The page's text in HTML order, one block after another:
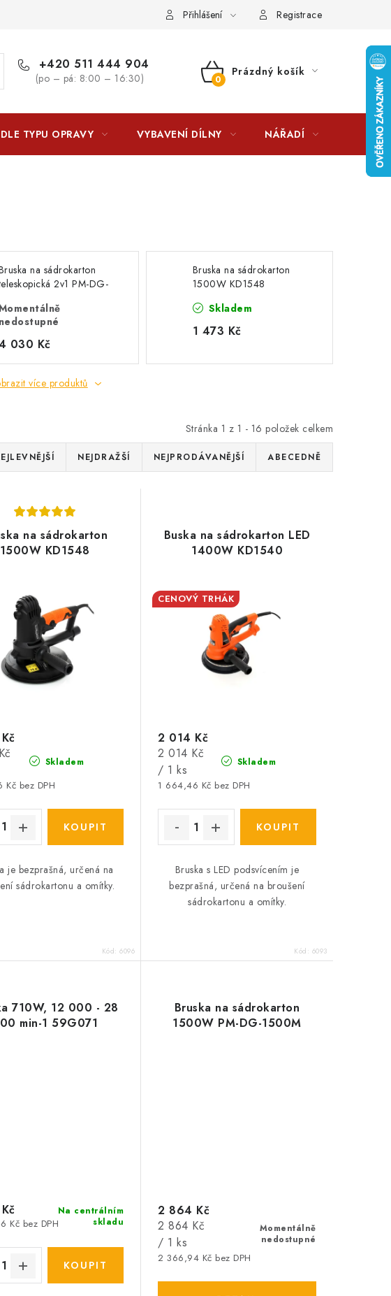
LICENCE K FOTOGRAFIÍM Doplňkové služby
Přihlášení Registrace
+420 511 444 904
(po – pá: 8:00 – 16:30)
NÁKUPNÍ
Prázdný košík
TYPU OPRAVY VYBAVENÍ DÍLNY NÁŘADÍ
na sádrokarton
2v1 PM-DG-
nedostupné
030 Kč
Bruska na sádrokarton
1500W KD1548
Skladem
1 473 Kč
více produktů
Stránka 1 z 1 - 16 položek celkem
NEJDRAŽŠÍ NEJPRODÁVANĚJŠÍ ABECEDNĚ
na sádrokarton
1500W KD1548
Skladem
Kč bez DPH
je bezprašná, určená na
sádrokartonu a omítky.
Kód:6096
Buska na sádrokarton LED
1400W KD1540
CENOVÝ TRHÁK
Skladem
1 664,46 Kč bez DPH
2 014 Kč
Měrná
cena:
2 014 Kč
/ 1 ks
Bruska s LED podsvícením je
bezprašná, určená na broušení
sádrokartonu a omítky.
Kód: 6093
710W, 12 000 - 28
min-1 59G071
Na centrálním
skladu
Kč bez DPH
Bruska na sádrokarton
1500W PM-DG-1500M
Momentálně
nedostupné
2 366,94 Kč bez DPH
2 864 Kč
Měrná
cena:
2 864 Kč
/ 1 ks